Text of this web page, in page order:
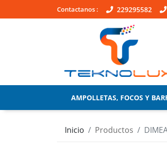
Contactanos : 229295582
AMPOLLETAS, FOCOS Y
Inicio Productos